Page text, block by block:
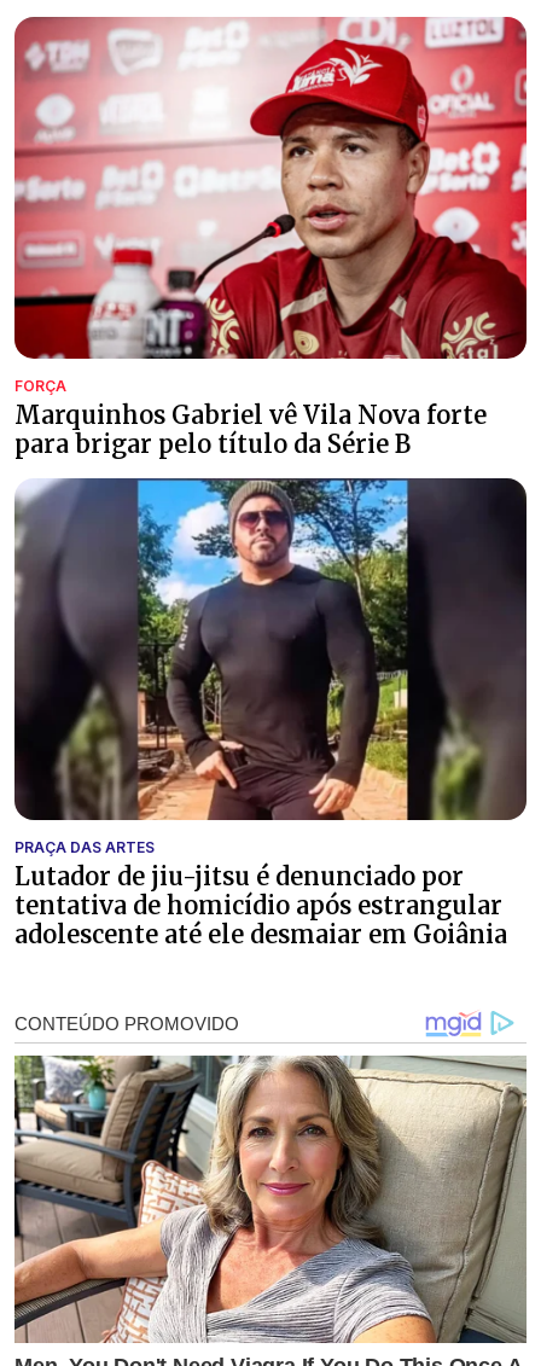
FORÇA
Marquinhos Gabriel vê Vila Nova forte
para brigar pelo título da Série B
PRAÇA DAS ARTES
Lutador de jiu-jitsu é denunciado por
tentativa de homicídio após estrangular
adolescente até ele desmaiar em Goiânia